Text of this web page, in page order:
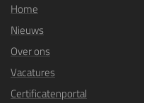
Home
Nieuws
Over ons
Vacatures
Certificatenportal